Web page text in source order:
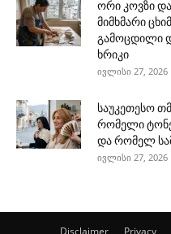
ორი კოვზი
მიმხმარი
გამოცდილი
ხრიკი
ივლისი 27, 2026
საუკეთესო
რომელი
და რომელ
ივლისი 27, 2026